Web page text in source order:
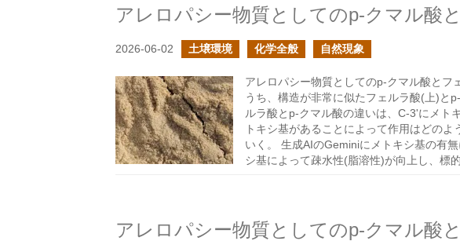
アレロパシー物質としてのp-クマル酸
2026-06-02 土壌環境 化学全般 自然現象
アレロパシー物質としてのp-クマル酸とフ
うち、構造が非常に似たフェルラ酸(上)と
ルラ酸とp-クマル酸の違いは、C-3'にメト
トキシ基があることによって作用はどの
いく。 生成AIのGeminiにメトキシ基の有
シ基によって疎水性(脂溶性)が向上し、標
アレロパシー物質としてのp-クマル酸